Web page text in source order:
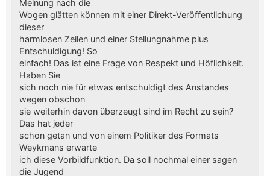
Meinung nach die
Wogen glätten können mit einer Direkt-Veröffentlichung
dieser
harmlosen Zeilen und einer Stellungnahme plus
Entschuldigung! So
einfach! Das ist eine Frage von Respekt und Höflichkeit.
Haben Sie
sich noch nie für etwas entschuldigt des Anstandes
wegen obschon
sie weiterhin davon überzeugt sind im Recht zu sein?
Das hat jeder
schon getan und von einem Politiker des Formats
Weykmans erwarte
ich diese Vorbildfunktion. Da soll nochmal einer sagen
die Jugend